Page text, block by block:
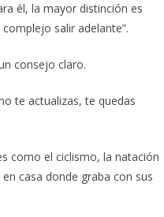
él, la mayor distinción es
salir adelante”.
consejo claro.
te actualizas, te quedas
como el ciclismo, la natación
casa donde graba con sus